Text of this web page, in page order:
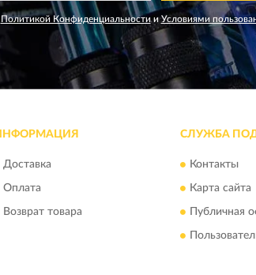
Политикой Конфиденциальности иУсловиями
Доставка
Оплата
Возврат товара
СЛУЖБА
Контакты
Карта сайта
Публичная